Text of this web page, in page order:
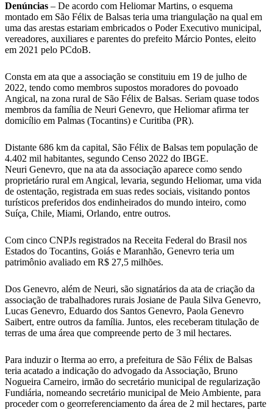
Denúncias – De acordo com Heliomar Martins, o esquema
montado em São Félix de Balsas teria uma triangulação na qual em
uma das arestas estariam embricados o Poder Executivo municipal,
vereadores, auxiliares e parentes do prefeito Márcio Pontes, eleito
em 2021 pelo PCdoB.
Consta em ata que a associação se constituiu em 19 de julho de
2022, tendo como membros supostos moradores do povoado
Angical, na zona rural de São Félix de Balsas. Seriam quase todos
membros da família de Neuri Genevro, que Heliomar afirma ter
domicílio em Palmas (Tocantins) e Curitiba (PR).
Distante 686 km da capital, São Félix de Balsas tem população de
4.402 mil habitantes, segundo Censo 2022 do IBGE.
Neuri Genevro, que na ata da associação aparece como sendo
proprietário rural em Angical, levaria, segundo Heliomar, uma vida
de ostentação, registrada em suas redes sociais, visitando pontos
turísticos preferidos dos endinheirados do mundo inteiro, como
Suíça, Chile, Miami, Orlando, entre outros.
Com cinco CNPJs registrados na Receita Federal do Brasil nos
Estados do Tocantins, Goiás e Maranhão, Genevro teria um
patrimônio avaliado em R$ 27,5 milhões.
Dos Genevro, além de Neuri, são signatários da ata de criação da
associação de trabalhadores rurais Josiane de Paula Silva Genevro,
Lucas Genevro, Eduardo dos Santos Genevro, Paola Genevro
Saibert, entre outros da família. Juntos, eles receberam titulação de
terras de uma área que compreende perto de 3 mil hectares.
Para induzir o Iterma ao erro, a prefeitura de São Félix de Balsas
teria acatado a indicação do advogado da Associação, Bruno
Nogueira Carneiro, irmão do secretário municipal de regularização
Fundiária, nomeando secretário municipal de Meio Ambiente, para
proceder com o georreferenciamento da área de 2 mil hectares, parte